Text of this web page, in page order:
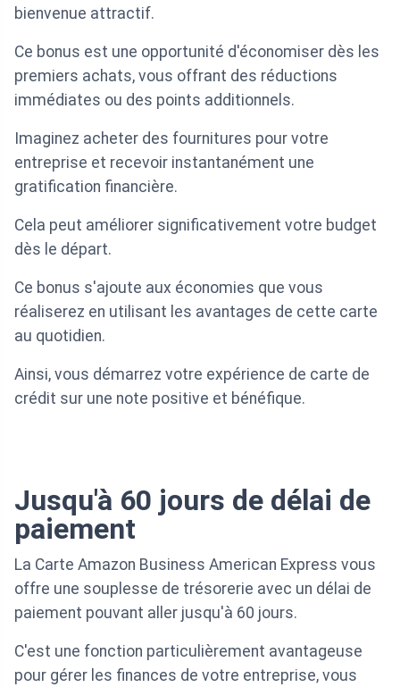
bienvenue attractif.
Ce bonus est une opportunité d'économiser dès les
premiers achats, vous offrant des réductions
immédiates ou des points additionnels.
Imaginez acheter des fournitures pour votre
entreprise et recevoir instantanément une
gratification financière.
Cela peut améliorer significativement votre budget
dès le départ.
Ce bonus s'ajoute aux économies que vous
réaliserez en utilisant les avantages de cette carte
au quotidien.
Ainsi, vous démarrez votre expérience de carte de
crédit sur une note positive et bénéfique.
Jusqu'à 60 jours de délai de
paiement
La Carte Amazon Business American Express vous
offre une souplesse de trésorerie avec un délai de
paiement pouvant aller jusqu'à 60 jours.
C'est une fonction particulièrement avantageuse
pour gérer les finances de votre entreprise, vous